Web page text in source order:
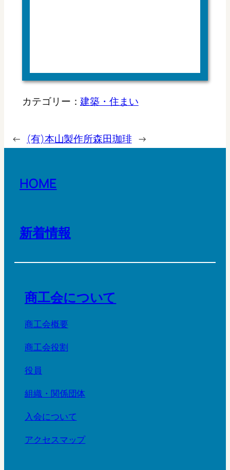
カテゴリー：建築・住まい
← (有)本山製作所森田珈琲 →
HOME
新着情報
商工会について
商工会概要
商工会役割
役員
組織・関係団体
入会について
アクセスマップ